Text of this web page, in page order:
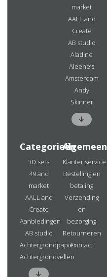
market
AALL and
Create
AB studio
Aladine
Aleene’s
Amsterdam
Andy
Skinner
Categorieën
3D sets
49 and
market
AALL and
Create
Aanbiedingen
AB studio
Achtergrondpapier
Achtergrondvellen
Algemeen
Klantenservice
Bestelling en
betaling
Verzending
en
bezorging
Retourneren
Contact